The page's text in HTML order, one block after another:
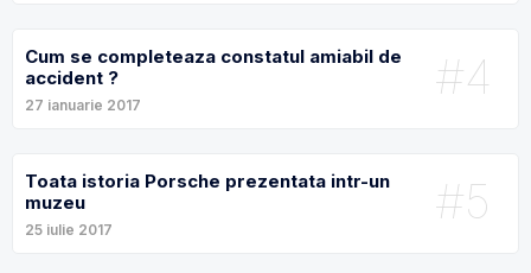
#4
Cum se completeaza constatul amiabil de
accident ?
27 ianuarie 2017
#5
Toata istoria Porsche prezentata intr-un
muzeu
25 iulie 2017